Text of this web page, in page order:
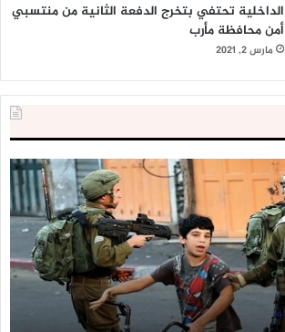
الداخلية تحتفي بتخرج الدفعة الثانية من منتسبي
أمن محافظة مأرب
مارس 2, 2021